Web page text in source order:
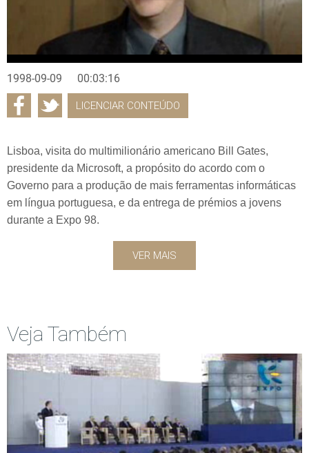
1998-09-09 00:03:16
LICENCIAR CONTEÚDO
Lisboa, visita do multimilionário americano Bill Gates,
presidente da Microsoft, a propósito do acordo com o
Governo para a produção de mais ferramentas informáticas
em língua portuguesa, e da entrega de prémios a jovens
durante a Expo 98.
VER MAIS
Veja Também